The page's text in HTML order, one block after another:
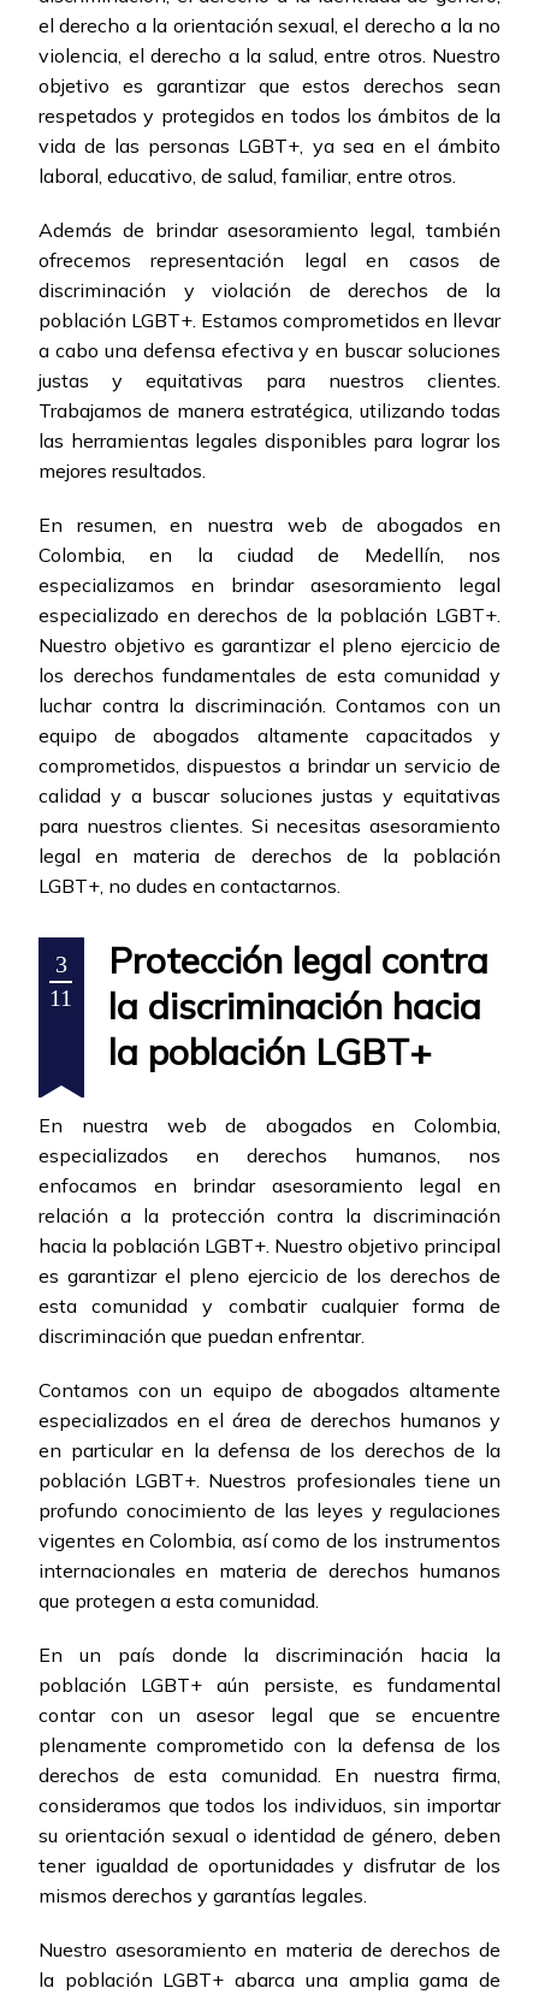
el derecho a la orientación sexual, el derecho a la no
violencia, el derecho a la salud, entre otros. Nuestro
objetivo es garantizar que estos derechos sean
respetados y protegidos en todos los ámbitos de la
vida de las personas LGBT+, ya sea en el ámbito
laboral, educativo, de salud, familiar, entre otros.
Además de brindar asesoramiento legal, también
ofrecemos representación legal en casos de
discriminación y violación de derechos de la
población LGBT+. Estamos comprometidos en llevar
a cabo una defensa efectiva y en buscar soluciones
justas y equitativas para nuestros clientes.
Trabajamos de manera estratégica, utilizando todas
las herramientas legales disponibles para lograr los
mejores resultados.
En resumen, en nuestra web de abogados en
Colombia, en la ciudad de Medellín, nos
especializamos en brindar asesoramiento legal
especializado en derechos de la población LGBT+.
Nuestro objetivo es garantizar el pleno ejercicio de
los derechos fundamentales de esta comunidad y
luchar contra la discriminación. Contamos con un
equipo de abogados altamente capacitados y
comprometidos, dispuestos a brindar un servicio de
calidad y a buscar soluciones justas y equitativas
para nuestros clientes. Si necesitas asesoramiento
legal en materia de derechos de la población
LGBT+, no dudes en contactarnos.
3
11
Protección legal contra
la discriminación hacia
la población LGBT+
En nuestra web de abogados en Colombia,
especializados en derechos humanos, nos
enfocamos en brindar asesoramiento legal en
relación a la protección contra la discriminación
hacia la población LGBT+. Nuestro objetivo principal
es garantizar el pleno ejercicio de los derechos de
esta comunidad y combatir cualquier forma de
discriminación que puedan enfrentar.
Contamos con un equipo de abogados altamente
especializados en el área de derechos humanos y
en particular en la defensa de los derechos de la
población LGBT+. Nuestros profesionales tiene un
profundo conocimiento de las leyes y regulaciones
vigentes en Colombia, así como de los instrumentos
internacionales en materia de derechos humanos
que protegen a esta comunidad.
En un país donde la discriminación hacia la
población LGBT+ aún persiste, es fundamental
contar con un asesor legal que se encuentre
plenamente comprometido con la defensa de los
derechos de esta comunidad. En nuestra firma,
consideramos que todos los individuos, sin importar
su orientación sexual o identidad de género, deben
tener igualdad de oportunidades y disfrutar de los
mismos derechos y garantías legales.
Nuestro asesoramiento en materia de derechos de
la población LGBT+ abarca una amplia gama de